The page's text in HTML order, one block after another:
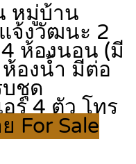
หมู่บ้าน
จ้งวัฒนะ 2
ห้องนอน (มี
องน้ำ มีต่อ
ชุด
ร์ 4 ตัว โทร
For Sale